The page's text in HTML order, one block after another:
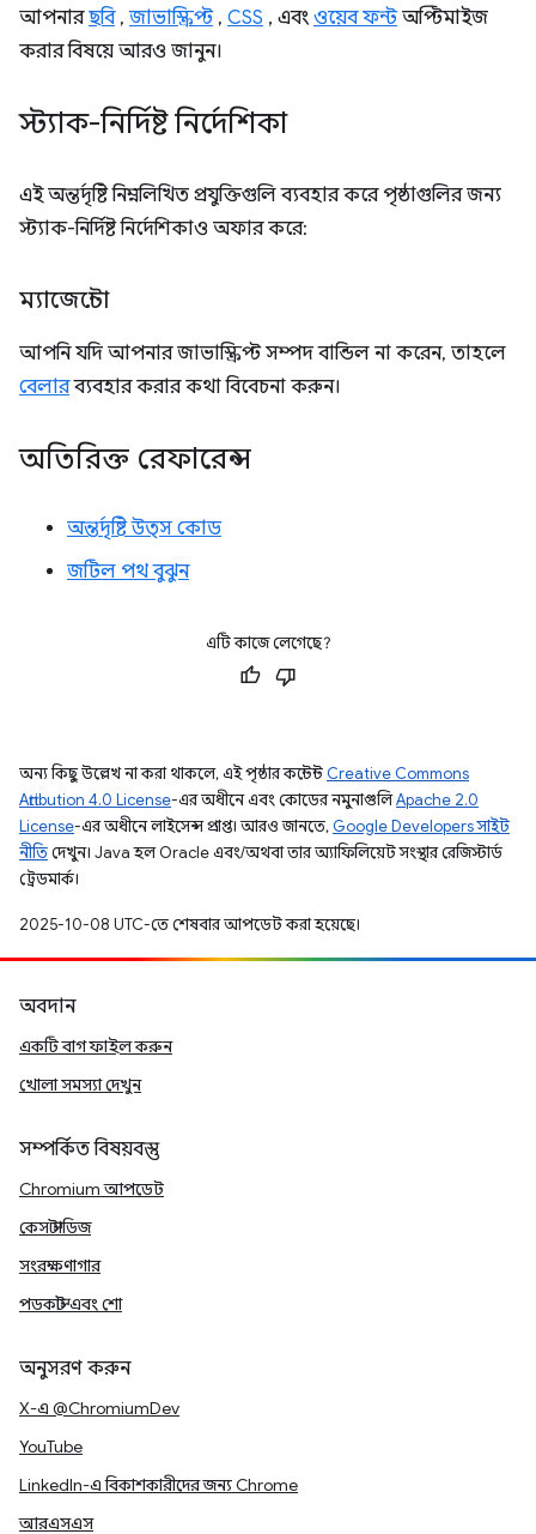
আপনারছবি, জাভাস্ক্রিপ্ট, CSS , এবং ওয়েব ফন্টঅপ্টিমাইজ
করার বিষয়ে আরও জানুন।
স্ট্যাক-নির্দিষ্ট নির্দেশিকা
এই অন্তর্দৃষ্টি নিম্নলিখিত প্রযুক্তিগুলি ব্যবহার করে পৃষ্ঠাগুলির জন্য
স্ট্যাক-নির্দিষ্ট নির্দেশিকাও অফার করে:
ম্যাজেন্টো
আপনি যদি আপনার জাভাস্ক্রিপ্ট সম্পদ বান্ডিল না করেন, তাহলে
বেলারব্যবহার করার কথা বিবেচনা করুন।
অতিরিক্ত রেফারেন্স
অন্তর্দৃষ্টি উত্স কোড
জটিল পথ বুঝুন
এটি কাজে লেগেছে?
অন্য কিছু উল্লেখ না করা থাকলে, এই পৃষ্ঠার কন্টেন্ট Creative Commons
Attribution 4.0 License-এর অধীনে এবং কোডের নমুনাগুলিApache 2.0
License-এর অধীনে লাইসেন্স প্রাপ্ত। আরও জানতে, Google Developers সাইট
নীতিদেখুন। Java হল Oracle এবং/অথবা তার অ্যাফিলিয়েট সংস্থার রেজিস্টার্ড
ট্রেডমার্ক।
2025-10-08 UTC-তে শেষবার আপডেট করা হয়েছে।
অবদান
একটি বাগ ফাইল করুন
খোলা সমস্যা দেখুন
সম্পর্কিত বিষয়বস্তু
Chromium আপডেট
কেস স্টাডিজ
সংরক্ষণাগার
পডকাস্ট এবং শো
অনুসরণ করুন
X-এ @ChromiumDev
YouTube
LinkedIn-এ বিকাশকারীদের জন্য Chrome
আরএসএস